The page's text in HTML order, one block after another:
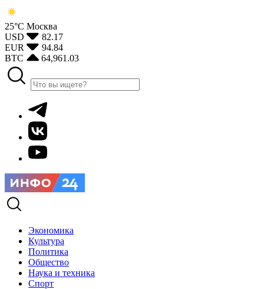
25°С Москва
USD
82.17
EUR
94.84
BTC
64,961.03
Экономика
Культура
Политика
Общество
Наука и техника
Спорт